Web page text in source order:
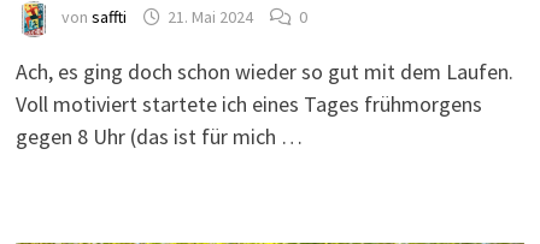
von saffti 21. Mai 2024 0
Ach, es ging doch schon wieder so gut mit dem Laufen.
Voll motiviert startete ich eines Tages frühmorgens
gegen 8 Uhr (das ist für mich …